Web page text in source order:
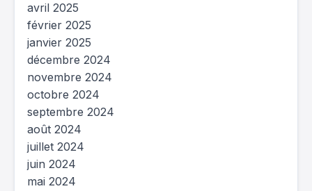
avril 2025
février 2025
janvier 2025
décembre 2024
novembre 2024
octobre 2024
septembre 2024
août 2024
juillet 2024
juin 2024
mai 2024